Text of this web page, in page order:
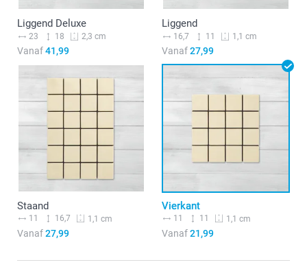
Liggend Deluxe
23 18 2,3 cm
Vanaf41,99
Liggend
16,7 11 1,1 cm
Vanaf27,99
Staand
11 16,7 1,1 cm
Vanaf27,99
Vierkant
11 11 1,1 cm
Vanaf21,99